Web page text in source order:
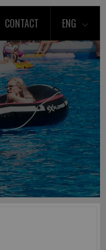
CONTACT ENG